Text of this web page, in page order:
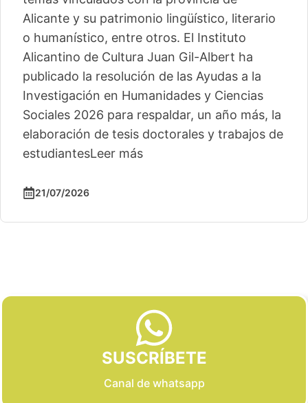
Alicante y su patrimonio lingüístico, literario
o humanístico, entre otros. El Instituto
Alicantino de Cultura Juan Gil-Albert ha
publicado la resolución de las Ayudas a la
Investigación en Humanidades y Ciencias
Sociales 2026 para respaldar, un año más, la
elaboración de tesis doctorales y trabajos de
estudiantesLeer más
21/07/2026
SUSCRÍBETE
Canal de whatsapp